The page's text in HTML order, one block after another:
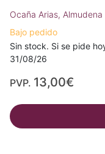
Ocaña Arias, Almudena
Bajo pedido
Sin stock. Si se pide
31/08/26
PVP. 13,00€